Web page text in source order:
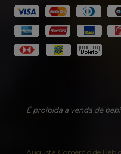
É proibida a venda de
Augusta Comércio de